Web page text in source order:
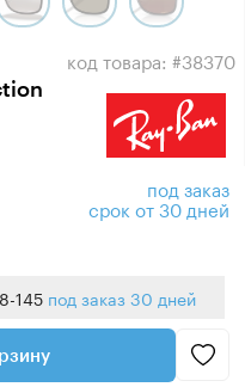
код товара: #38370
под заказ
срок от 30 дней
145 под заказ 30 дней